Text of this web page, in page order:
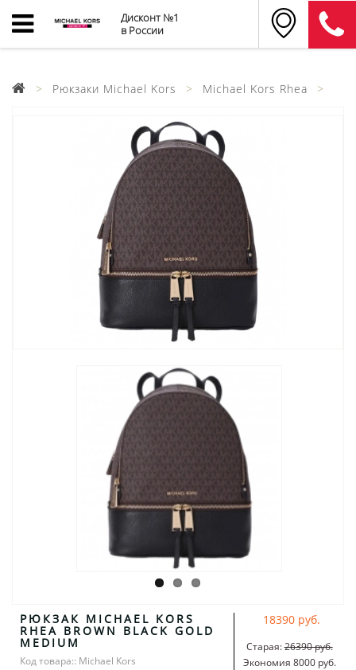
Дисконт №1
в России
Рюкзаки Michael Kors Michael Kors Rhea
РЮКЗАК MICHAEL KORS
RHEA BROWN BLACK GOLD
MEDIUM
Код товара:: Michael Kors
18390 руб.
Старая:26390 руб.
Экономия 8000 руб.